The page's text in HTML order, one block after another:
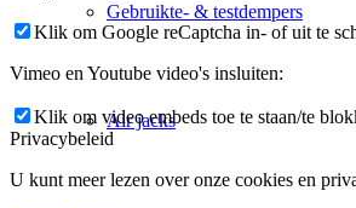
Gebruikte- & testdempers
Air jacks
Klik om Google reCaptcha in- of uit te
Vimeo en Youtube video's insluiten:
Klik om video embeds toe te staan/te
Privacybeleid
U kunt meer lezen over onze cookies en